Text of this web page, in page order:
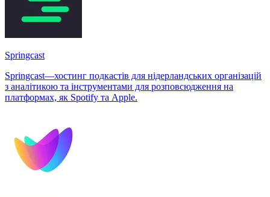
Springcast
Springcast—хостинг подкастів для нідерландських організацій
з аналітикою та інструментами для розповсюдження на
платформах, як Spotify та Apple.